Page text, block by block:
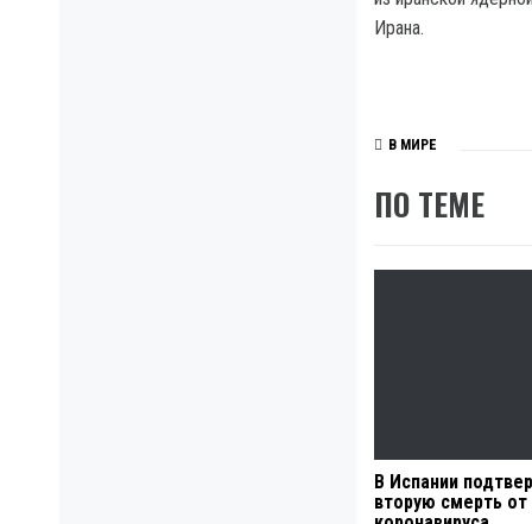
Ирана.
В МИРЕ
ПО ТЕМЕ
В Испании
вторую смерть от